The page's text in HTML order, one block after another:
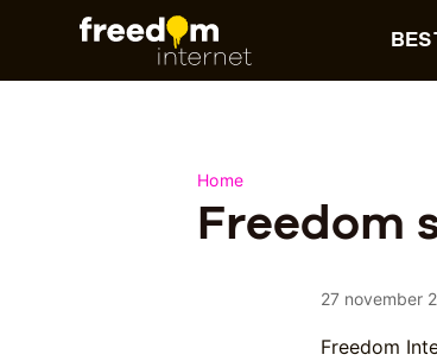
Home
Freedom
27 november
Freedom